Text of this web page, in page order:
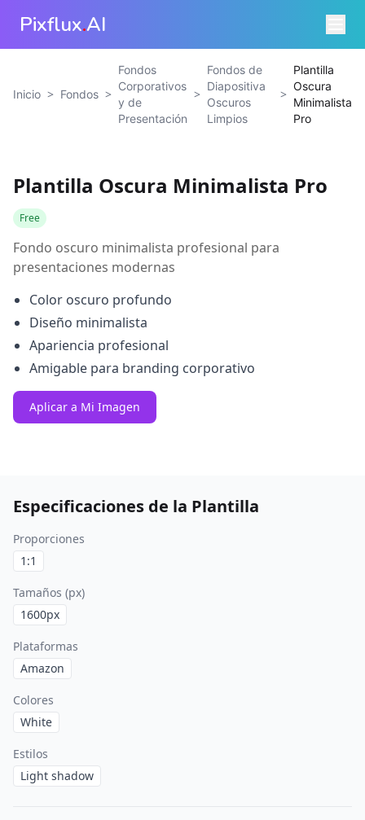
Pixflux.AI
Inicio > Fondos >
Fondos
Corporativos
y de
Presentación
>
Fondos de
Diapositiva
Oscuros
Limpios
>
Plantilla
Oscura
Minimalista
Pro
Plantilla Oscura Minimalista Pro
Free
Fondo oscuro minimalista profesional para
presentaciones modernas
Color oscuro profundo
Diseño minimalista
Apariencia profesional
Amigable para branding corporativo
Aplicar a Mi Imagen
Especificaciones de la Plantilla
Proporciones
1:1
Tamaños (px)
1600px
Plataformas
Amazon
Colores
White
Estilos
Light shadow